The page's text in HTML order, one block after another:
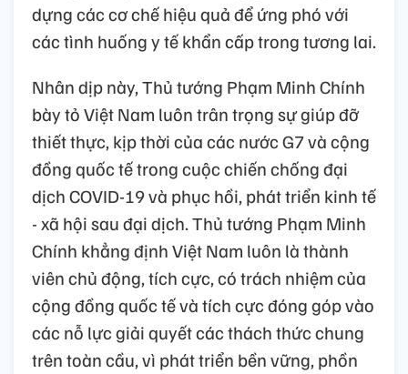
dựng các cơ chế hiệu quả để ứng phó với
các tình huống y tế khẩn cấp trong tương lai.
Nhân dịp này, Thủ tướng Phạm Minh Chính
bày tỏ Việt Nam luôn trân trọng sự giúp đỡ
thiết thực, kịp thời của các nước G7 và cộng
đồng quốc tế trong cuộc chiến chống đại
dịch COVID-19 và phục hồi, phát triển kinh tế
- xã hội sau đại dịch. Thủ tướng Phạm Minh
Chính khẳng định Việt Nam luôn là thành
viên chủ động, tích cực, có trách nhiệm của
cộng đồng quốc tế và tích cực đóng góp vào
các nỗ lực giải quyết các thách thức chung
trên toàn cầu, vì phát triển bền vững, phồn